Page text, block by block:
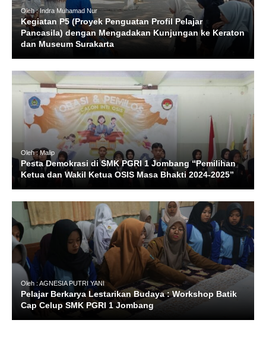
Oleh : Indra Muhamad Nur
Kegiatan P5 (Proyek Penguatan Profil Pelajar
Pancasila) dengan Mengadakan Kunjungan ke Keraton
dan Museum Surakarta
Oleh : Malip
Pesta Demokrasi di SMK PGRI 1 Jombang “Pemilihan
Ketua dan Wakil Ketua OSIS Masa Bhakti 2024-2025”
Oleh : AGNESIA PUTRI YANI
Pelajar Berkarya Lestarikan Budaya : Workshop Batik
Cap Celup SMK PGRI 1 Jombang